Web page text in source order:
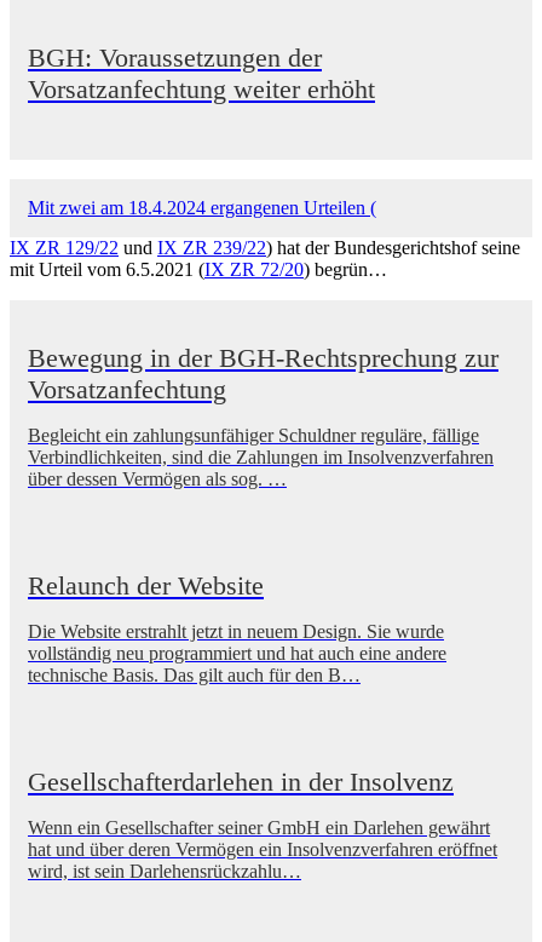
BGH: Voraussetzungen der
Vorsatzanfechtung weiter erhöht
Mit zwei am 18.4.2024 ergangenen Urteilen (
IX ZR 129/22 und IX ZR 239/22) hat der Bundesgerichtshof seine
mit Urteil vom 6.5.2021 (IX ZR 72/20) begrün…
Bewegung in der BGH-Rechtsprechung zur
Vorsatzanfechtung
Begleicht ein zahlungsunfähiger Schuldner reguläre, fällige
Verbindlichkeiten, sind die Zahlungen im Insolvenzverfahren
über dessen Vermögen als sog. …
Relaunch der Website
Die Website erstrahlt jetzt in neuem Design. Sie wurde
vollständig neu programmiert und hat auch eine andere
technische Basis. Das gilt auch für den B…
Gesellschafterdarlehen in der Insolvenz
Wenn ein Gesellschafter seiner GmbH ein Darlehen gewährt
hat und über deren Vermögen ein Insolvenzverfahren eröffnet
wird, ist sein Darlehensrückzahlu…